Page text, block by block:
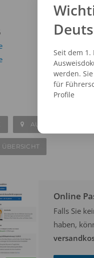
AUF DER KARTE
Online
Falls Sie
haben,
Seit dem
werden.
für
Profile